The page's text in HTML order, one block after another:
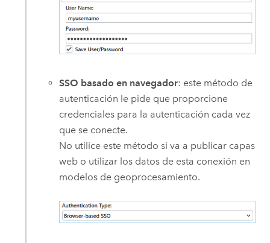
SSO basado en navegador: este método de
autenticación le pide que proporcione
credenciales para la autenticación cada vez
que se conecte.
No utilice este método si va a publicar capas
web o utilizar los datos de esta conexión en
modelos de geoprocesamiento.